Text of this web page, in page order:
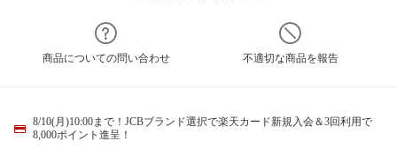
商品についての問い合わせ 不適切な商品を報告
8/10(月)10:00まで！JCBブランド選択で楽天カード新規入会＆3回利用で
8,000ポイント進呈！